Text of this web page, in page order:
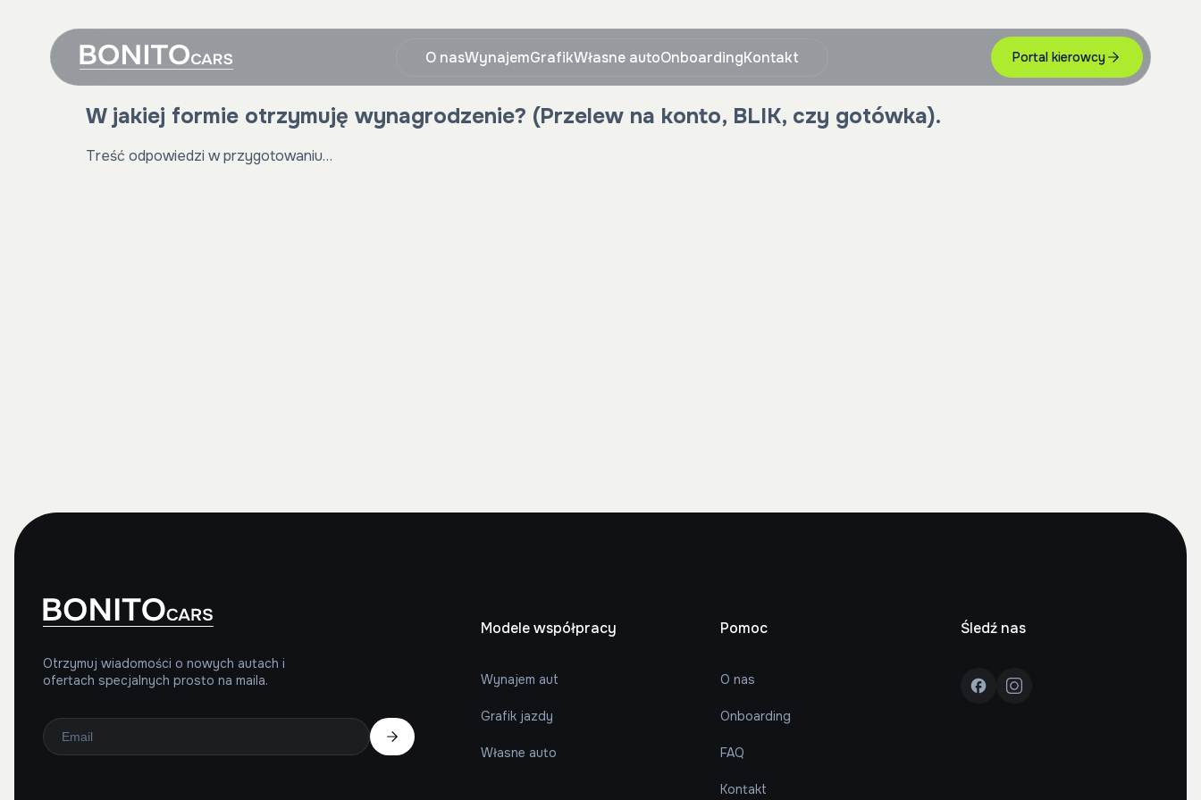
O nasWynajemGrafikWłasne autoOnboardingKontakt Portal kierowcy
W jakiej formie otrzymuję wynagrodzenie? (Przelew na konto, BLIK, czy gotówka).
Treść odpowiedzi w przygotowaniu…
Otrzymuj wiadomości o nowych autach i
ofertach specjalnych prosto na maila.
Modele współpracy
Wynajem aut
Grafik jazdy
Własne auto
Pomoc
O nas
Onboarding
FAQ
Kontakt
Śledź nas